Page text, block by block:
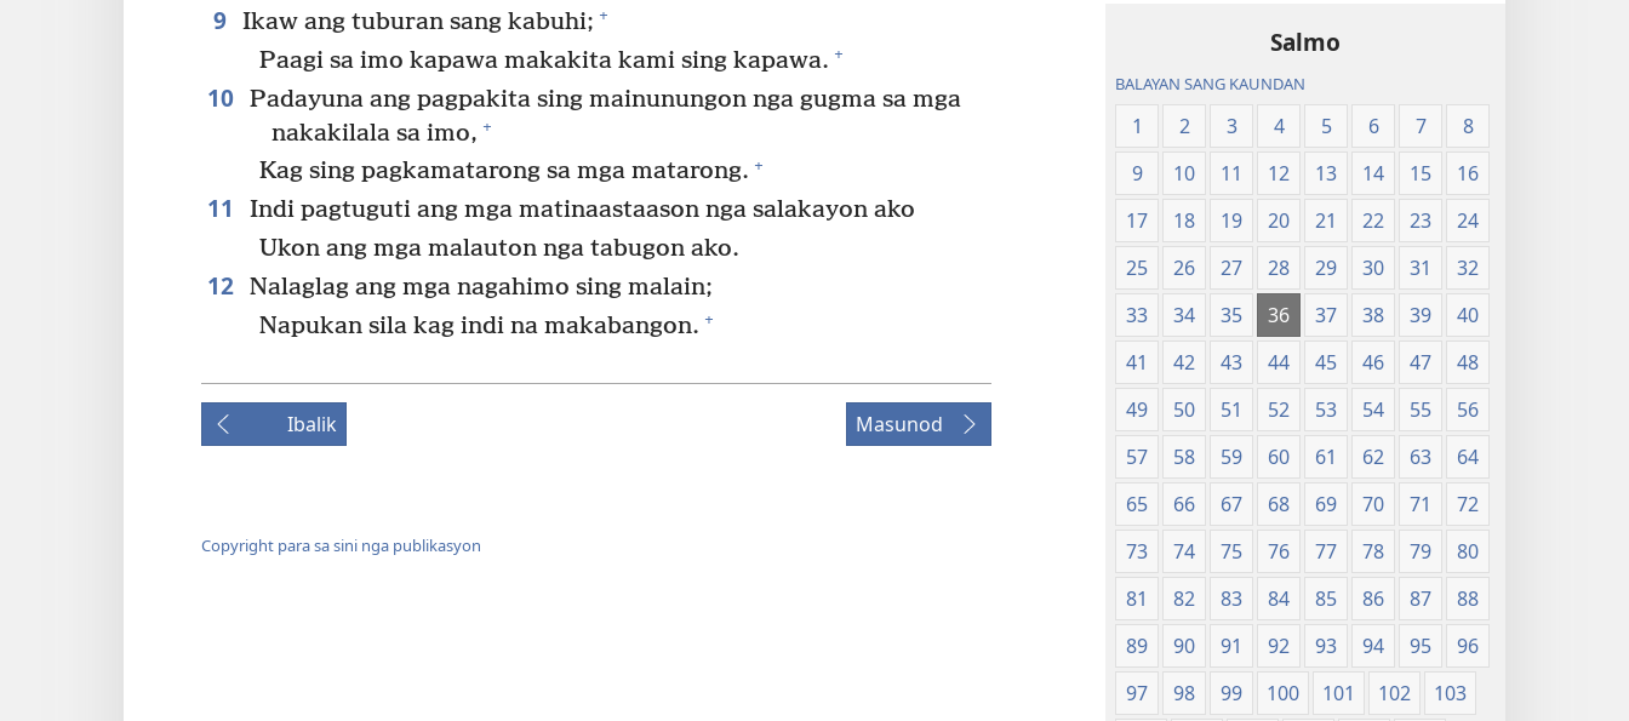
9 Ikaw ang tuburan sang kabuhi; +
Paagi sa imo kapawa makakita kami sing kapawa. +
10 Padayuna ang pagpakita sing mainunungon nga gugma sa mga
nakakilala sa imo, +
Kag sing pagkamatarong sa mga matarong. +
11
Indi pagtuguti ang mga matinaastaason nga salakayon ako
Ukon ang mga malauton nga tabugon ako.
12 Nalaglag ang mga nagahimo sing malain;
Napukan sila kag indi na makabangon. +
Ibalik Masunod
Copyright para sa sini nga publikasyon
Salmo
BALAYAN SANG KAUNDAN
1 2 3 4 5 6 7
8
9
10 11 12 13 14 15
16
17
18 19 20 21 22 23
24
25
26 27 28 29 30 31
32
33
34 35 36 37 38 39
40
41
42 43 44 45 46 47
48
49
50 51 52 53 54 55
56
57
58 59 60 61 62 63
64
65
66 67 68 69 70 71
72
73
74 75 76 77 78 79
80
81
82 83 84 85 86 87
88
89
90 91 92 93 94 95
96
97
98 99 100 101 102 103